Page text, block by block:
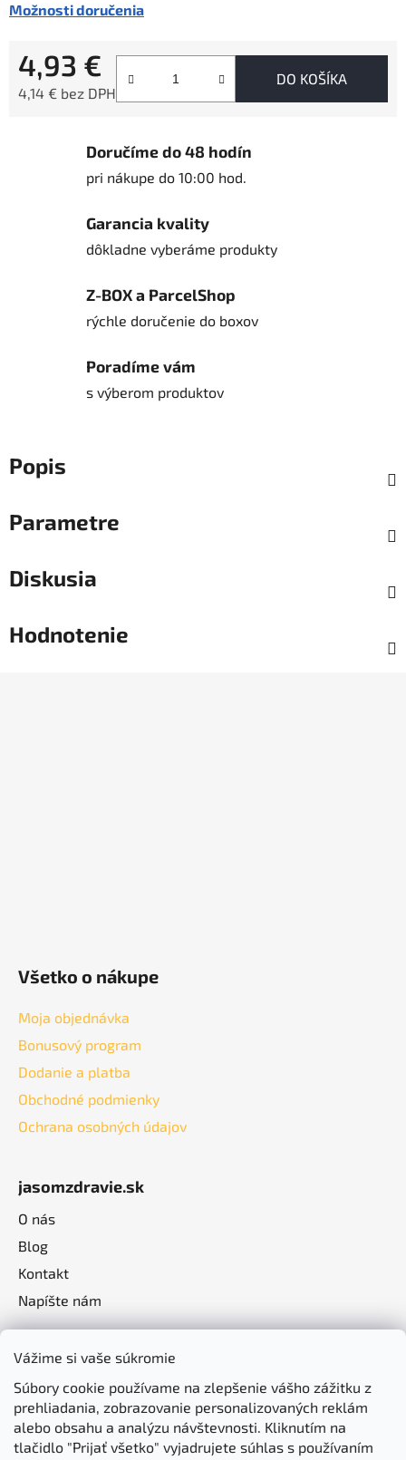
Vážime si vaše súkromie
Súbory cookie používame na zlepšenie vášho zážitku z
prehliadania, zobrazovanie personalizovaných reklám
alebo obsahu a analýzu návštevnosti. Kliknutím na
tlačidlo "Prijať všetko" vyjadrujete súhlas s používaním
Možnosti doručenia
4,93 €
4,14 € bez DPH
DO KOŠÍKA
Doručíme do 48 hodín
pri nákupe do 10:00 hod.
Garancia kvality
dôkladne vyberáme produkty
Z-BOX a ParcelShop
rýchle doručenie do boxov
Poradíme vám
s výberom produktov
Popis
Parametre
Diskusia
Hodnotenie
Všetko o nákupe
Moja objednávka
Bonusový program
Dodanie a platba
Obchodné podmienky
Ochrana osobných údajov
jasomzdravie.sk
O nás
Blog
Kontakt
Napíšte nám